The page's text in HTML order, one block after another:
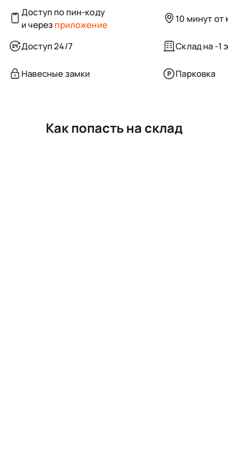
Доступ по пин-коду
и через приложение
10 минут от
Доступ 24/7 Склад на -1
Навесные замки Парковка
Как попасть на склад